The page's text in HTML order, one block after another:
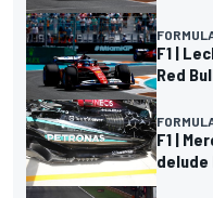
F1 |
Red
F1 |